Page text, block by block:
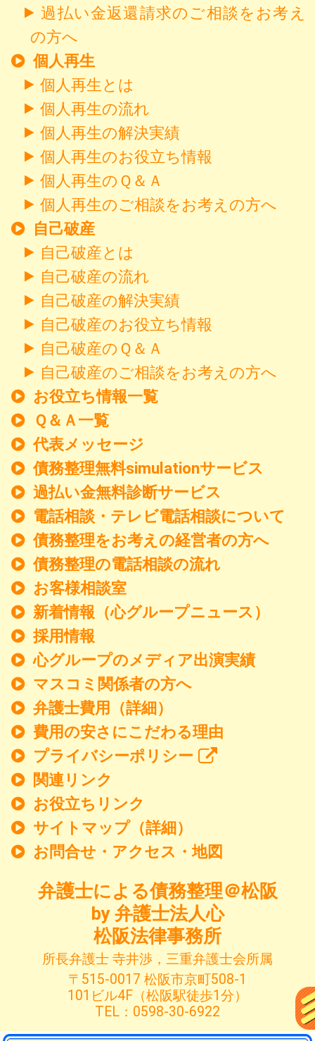
過払い金返還請求のご相談をお考え
の方へ
個人再生
個人再生とは
個人再生の流れ
個人再生の解決実績
個人再生のお役立ち情報
個人再生のＱ＆Ａ
個人再生のご相談をお考えの方へ
自己破産
自己破産とは
自己破産の流れ
自己破産の解決実績
自己破産のお役立ち情報
自己破産のＱ＆Ａ
自己破産のご相談をお考えの方へ
お役立ち情報一覧
Ｑ＆Ａ一覧
代表メッセージ
債務整理無料simulationサービス
過払い金無料診断サービス
電話相談・テレビ電話相談について
債務整理をお考えの経営者の方へ
債務整理の電話相談の流れ
お客様相談室
新着情報 （心グループニュース）
採用情報
心グループのメディア出演実績
マスコミ関係者の方へ
弁護士費用（詳細）
費用の安さにこだわる理由
プライバシーポリシー
関連リンク
お役立ちリンク
サイトマップ（詳細）
お問合せ・アクセス・地図
弁護士による債務整理＠松阪
by 弁護士法人心
松阪法律事務所
所長弁護士 寺井渉，三重弁護士会所属
〒515-0017 松阪市京町508-1
101ビル4F（松阪駅徒歩1分）
TEL：0598-30-6922